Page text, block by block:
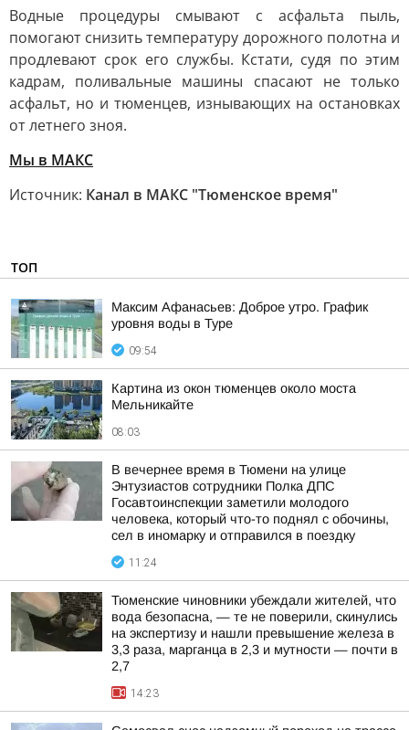
Водные процедуры смывают с асфальта пыль,
помогают снизить температуру дорожного полотна и
продлевают срок его службы. Кстати, судя по этим
кадрам, поливальные машины спасают не только
асфальт, но и тюменцев, изнывающих на остановках
от летнего зноя.
Мы в MAКС
Источник: Канал в МАКС "Тюменское время"
ТОП
Максим Афанасьев: Доброе утро. График
уровня воды в Туре
09:54
Картина из окон тюменцев около моста
Мельникайте
08:03
В вечернее время в Тюмени на улице
Энтузиастов сотрудники Полка ДПС
Госавтоинспекции заметили молодого
человека, который что-то поднял с обочины,
сел в иномарку и отправился в поездку
11:24
Тюменские чиновники убеждали жителей, что
вода безопасна, — те не поверили, скинулись
на экспертизу и нашли превышение железа в
3,3 раза, марганца в 2,3 и мутности — почти в
2,7
14:23